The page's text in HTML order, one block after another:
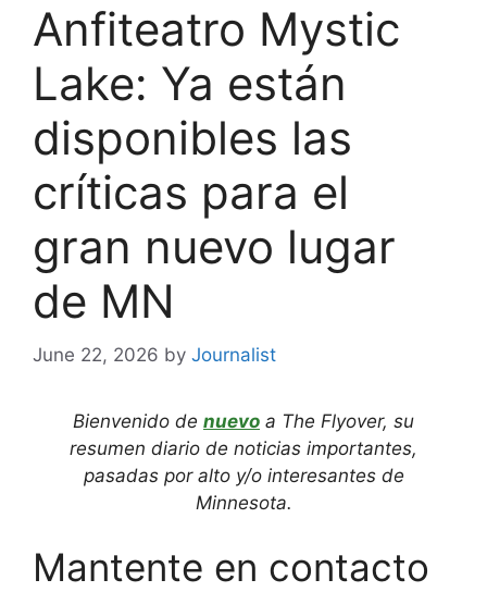
Anfiteatro Mystic
Lake: Ya están
disponibles las
críticas para el
gran nuevo lugar
de MN
June 22, 2026 by Journalist
Bienvenido de nuevo a The Flyover, su
resumen diario de noticias importantes,
pasadas por alto y/o interesantes de
Minnesota.
Mantente en contacto